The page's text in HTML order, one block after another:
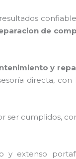
de
y
directa,
ser cumplidos,
y extenso